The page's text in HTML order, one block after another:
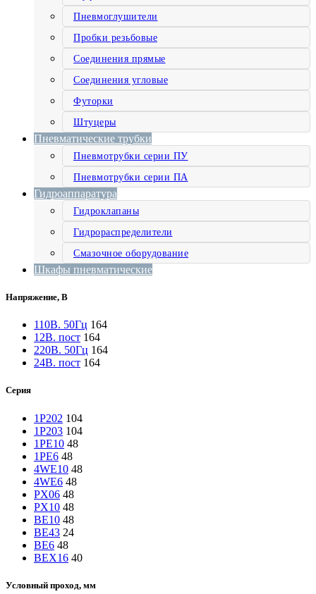
Пневмоглушители
Пробки резьбовые
Соединения прямые
Соединения угловые
Футорки
Штуцеры
Пневматические трубки
Пневмотрубки серии ПУ
Пневмотрубки серии ПА
Гидроаппаратура
Гидроклапаны
Гидрораспределители
Смазочное оборудование
Шкафы пневматические
Напряжение, В
110В. 50Гц 164
12В. пост 164
220В. 50Гц 164
24В. пост 164
Серия
1Р202 104
1Р203 104
1РЕ10 48
1РЕ6 48
4WE10 48
4WE6 48
PX06 48
PX10 48
ВЕ10 48
ВЕ43 24
ВЕ6 48
ВЕХ16 40
Условный проход, мм